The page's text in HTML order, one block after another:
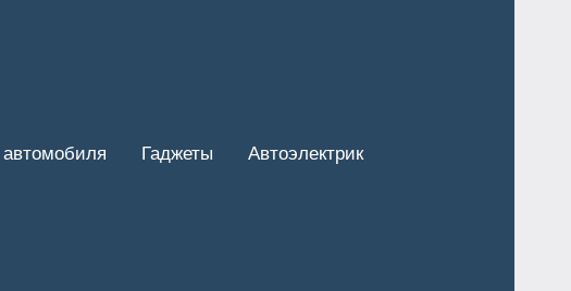
Гаджеты Автоэлектрик